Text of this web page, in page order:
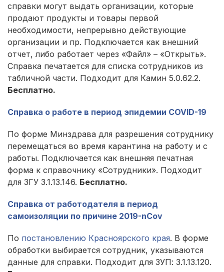
справки могут выдать организации, которые
продают продукты и товары первой
необходимости, непрерывно действующие
организации и пр. Подключается как внешний
отчет, либо работает через «Файл» – «Открыть».
Справка печатается для списка сотрудников из
табличной части. Подходит для Камин 5.0.62.2.
Бесплатно.
Справка о работе в период эпидемии COVID-19
По форме Минздрава для разрешения сотруднику
перемещаться во время карантина на работу и с
работы. Подключается как внешняя печатная
форма к справочнику «Сотрудники». Подходит
для ЗГУ 3.1.13.146. Бесплатно.
Справка от работодателя в период
самоизоляции по причине 2019-nCov
По постановлению Красноярского края. В форме
обработки выбирается сотрудник, указываются
данные для справки. Подходит для ЗУП: 3.1.13.120.